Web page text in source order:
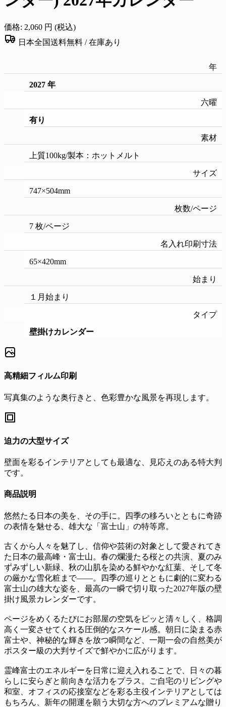
価格: 2,060 円 (税込)
日本全国送料無料 /在庫あり
年
2027 年
六曜
有り
素材
上質100kg/製本：ホットメルト
サイズ
747×504mm
枚数/ページ
7 枚/ページ
名入れ印刷寸法
65×420mm
始まり
１月始まり
タイプ
壁掛けカレンダー
高精細フィルム印刷
写真集のような奥行きと、色彩豊かな風景を再現します。
迫力の大型サイズ
壁面を彩るインテリアとしても最適な、見応えのある特大判
です。
商品説明
悠然たる日本の美を、その手に。四季の移ろいとともに奇跡
の表情を魅せる、雄大な「富士山」の特等席。
古くから人々を魅了し、信仰や芸術の対象として愛されてき
た日本の最高峰・富士山。春の爛漫たる桜との共演、夏のみ
ずみずしい新緑、秋の山肌を染める鮮やかな紅葉、そして冬
の厳かな雪化粧まで――。四季の巡りとともに劇的に変わる
富士山の雄大な姿を、最高の一瞬で切り取った2027年版の壁
掛け風景カレンダーです。
ページをめくるたびにお部屋の空気をピッと清々しく、格調
高く一変させてくれる圧倒的なスケール感。朝日に染まる赤
富士や、神秘的な輝きを放つ瞬間など、一期一会の自然美が
ポスター級の大判サイズで鮮やかに広がります。
霊峰富士のエネルギーを日常に迎え入れることで、日々の暮
らしに安らぎと前向きな活力をプラス。ご自宅のリビングや
和室、オフィスの応接室などを彩る主役インテリアとしては
もちろん、新年の開運を願う大切な方へのプレミアムな贈り